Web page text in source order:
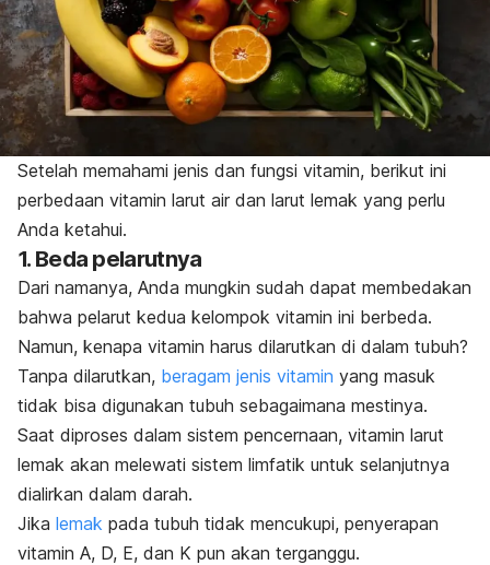
Setelah memahami jenis dan fungsi vitamin, berikut ini
perbedaan vitamin larut air dan larut lemak yang perlu
Anda ketahui.
1. Beda pelarutnya
Dari namanya, Anda mungkin sudah dapat membedakan
bahwa pelarut kedua kelompok vitamin ini berbeda.
Namun, kenapa vitamin harus dilarutkan di dalam tubuh?
Tanpa dilarutkan, beragam jenis vitamin yang masuk
tidak bisa digunakan tubuh sebagaimana mestinya.
Saat diproses dalam sistem pencernaan, vitamin larut
lemak akan melewati sistem limfatik untuk selanjutnya
dialirkan dalam darah.
Jika lemak pada tubuh tidak mencukupi, penyerapan
vitamin A, D, E, dan K pun akan terganggu.